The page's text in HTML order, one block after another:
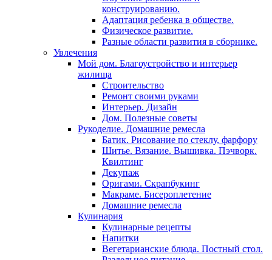
конструированию.
Адаптация ребенка в обществе.
Физическое развитие.
Разные области развития в сборнике.
Увлечения
Мой дом. Благоустройство и интерьер
жилища
Строительство
Ремонт своими руками
Интерьер. Дизайн
Дом. Полезные советы
Рукоделие. Домашние ремесла
Батик. Рисование по стеклу, фарфору
Шитье. Вязание. Вышивка. Пэчворк.
Квилтинг
Декупаж
Оригами. Скрапбукинг
Макраме. Бисероплетение
Домашние ремесла
Кулинария
Кулинарные рецепты
Напитки
Вегетарианские блюда. Постный стол.